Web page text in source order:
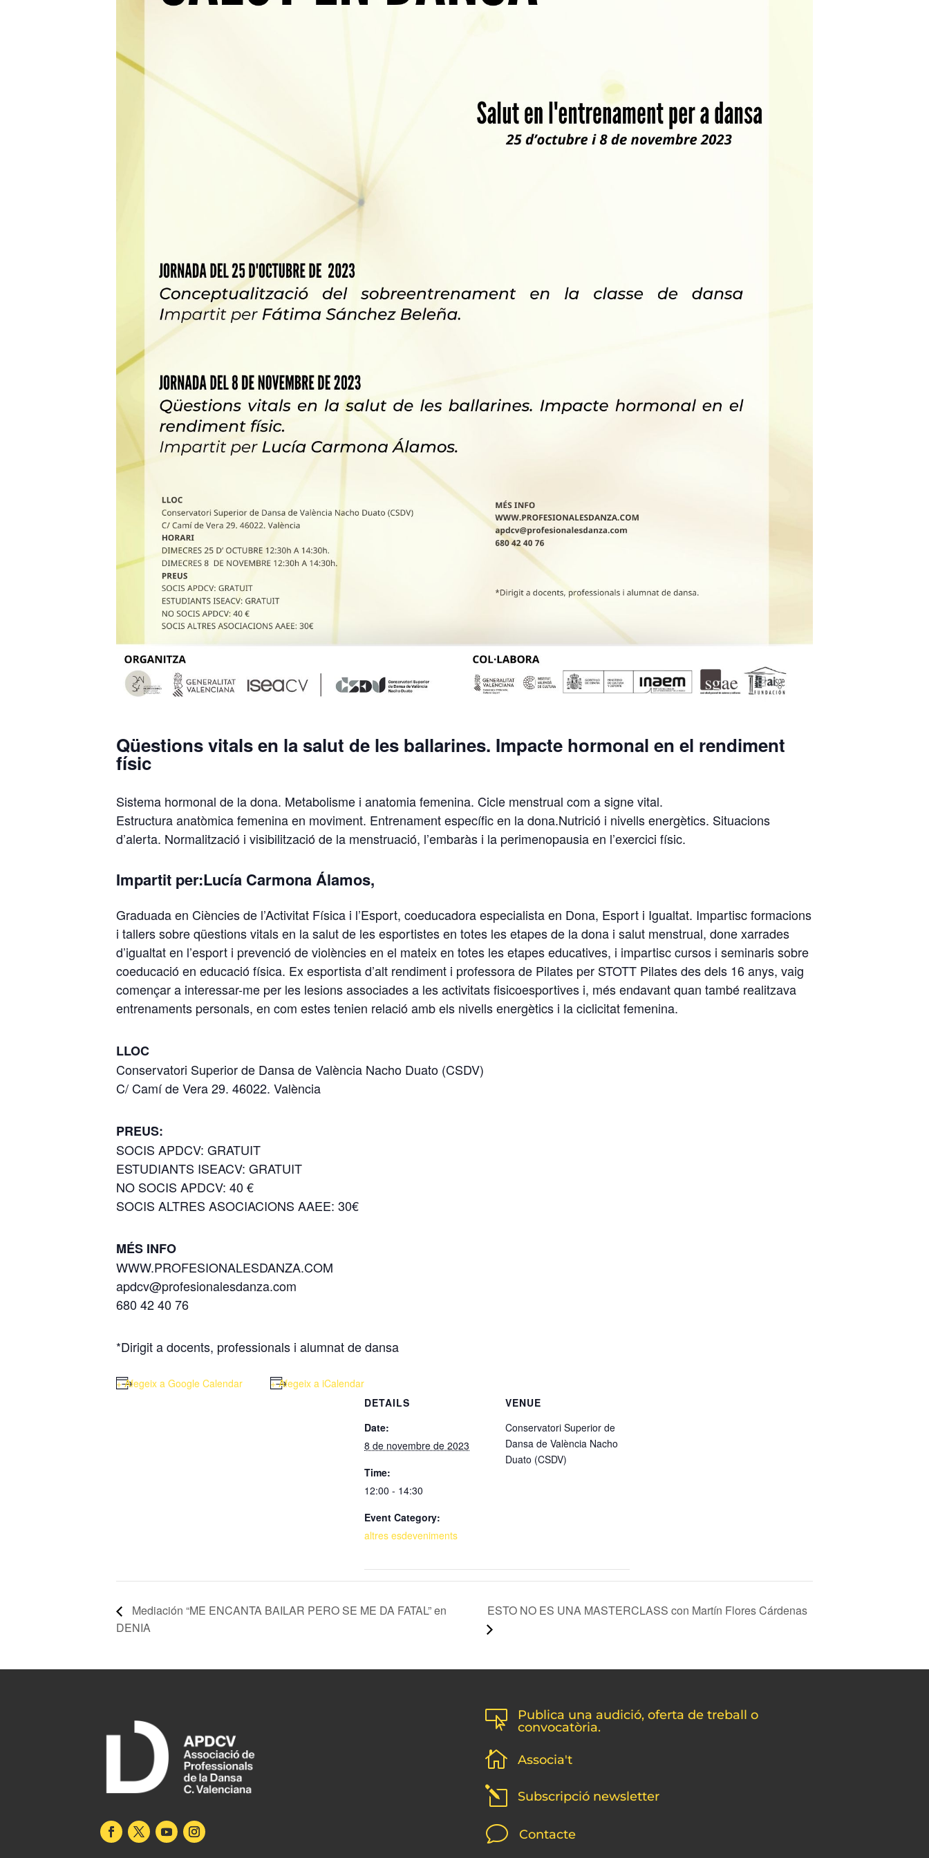
Qüestions vitals en la salut de les ballarines. Impacte hormonal en el rendiment
físic
Sistema hormonal de la dona. Metabolisme i anatomia femenina. Cicle menstrual com a signe vital.
Estructura anatòmica femenina en moviment. Entrenament específic en la dona.Nutrició i nivells energètics. Situacions
d’alerta. Normalització i visibilització de la menstruació, l’embaràs i la perimenopausia en l’exercici físic.
Impartit per:Lucía Carmona Álamos,
Graduada en Ciències de l’Activitat Física i l’Esport, coeducadora especialista en Dona, Esport i Igualtat. Impartisc formacions
i tallers sobre qüestions vitals en la salut de les esportistes en totes les etapes de la dona i salut menstrual, done xarrades
d’igualtat en l’esport i prevenció de violències en el mateix en totes les etapes educatives, i impartisc cursos i seminaris sobre
coeducació en educació física. Ex esportista d’alt rendiment i professora de Pilates per STOTT Pilates des dels 16 anys, vaig
començar a interessar-me per les lesions associades a les activitats fisicoesportives i, més endavant quan també realitzava
entrenaments personals, en com estes tenien relació amb els nivells energètics i la ciclicitat femenina.
LLOC
Conservatori Superior de Dansa de València Nacho Duato (CSDV)
C/ Camí de Vera 29. 46022. València
PREUS:
SOCIS APDCV: GRATUIT
ESTUDIANTS ISEACV: GRATUIT
NO SOCIS APDCV: 40 €
SOCIS ALTRES ASOCIACIONS AAEE: 30€
MÉS INFO
WWW.PROFESIONALESDANZA.COM
apdcv@profesionalesdanza.com
680 42 40 76
*Dirigit a docents, professionals i alumnat de dansa
+ Afegeix a Google Calendar
+ Afegeix a iCalendar
DETAILS
Date:
8 de novembre de 2023
Time:
12:00 - 14:30
Event Category:
altres esdeveniments
VENUE
Conservatori Superior de
Dansa de València Nacho
Duato (CSDV)
Mediación “ME ENCANTA BAILAR PERO SE ME DA FATAL” en
DENIA
ESTO NO ES UNA MASTERCLASS con Martín Flores Cárdenas

Publica una audició, oferta de treball o
convocatòria.
 Associa't
l Subscripció newsletter
v Contacte